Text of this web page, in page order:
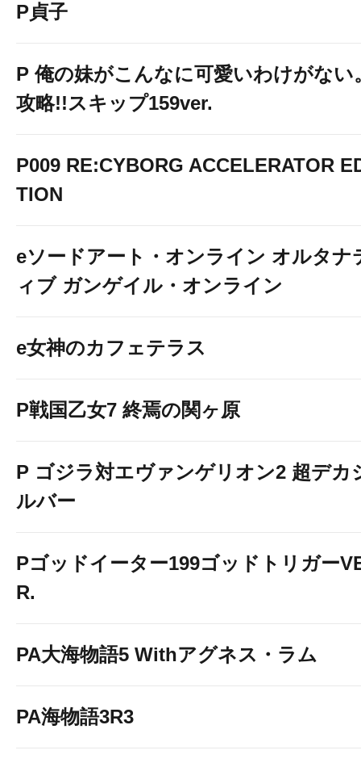
P貞子
P 俺の妹がこんなに可愛いわけがない
攻略!!スキップ159ver.
P009 RE:CYBORG ACCELERATOR
TION
eソードアート・オンライン オルタナ
ィブ ガンゲイル・オンライン
e女神のカフェテラス
P戦国乙女7 終焉の関ヶ原
P ゴジラ対エヴァンゲリオン2 超デカ
ルバー
Pゴッドイーター199ゴッドトリガー
R.
PA大海物語5 Withアグネス・ラム
PA海物語3R3